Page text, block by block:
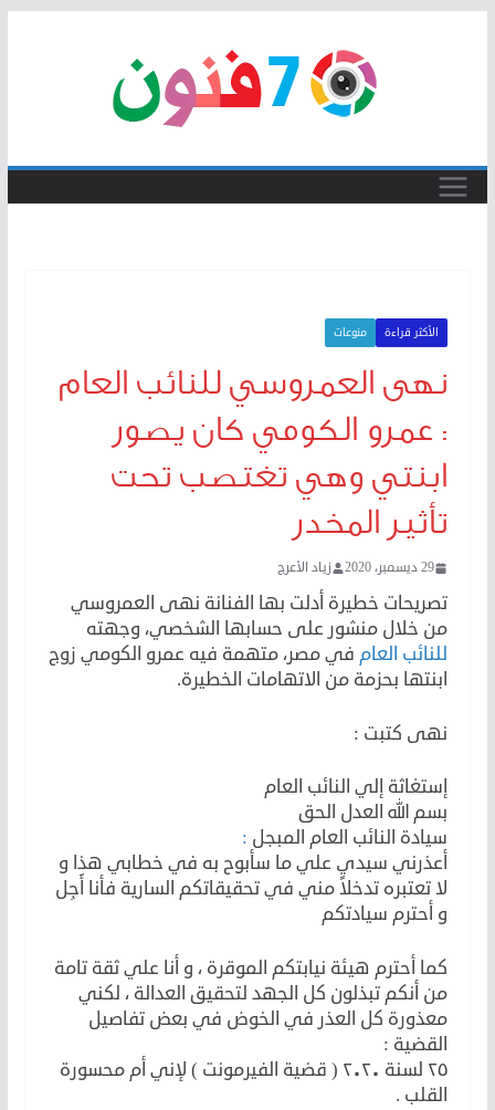
الأكثر قراءة منوعات
نهى العمروسي للنائب العام
: عمرو الكومي كان يصور
ابنتي وهي تغتصب تحت
تأثير المخدر
29 ديسمبر، 2020 زياد الأعرج
تصريحات خطيرة أدلت بها الفنانة نهى العمروسي
من خلال منشور على حسابها الشخصي، وجهته
للنائب العامفي مصر، متهمة فيه عمرو الكومي زوج
ابنتها بحزمة من الاتهامات الخطيرة.
نهى كتبت :
إستغاثة إلي النائب العام
بسم الله العدل الحق
سيادة النائب العام المبجل :
أعذرني سيدي علي ما سأبوح به في خطابي هذا و
لا تعتبره تدخلاً مني في تحقيقاتكم السارية فأنا أَجِل
و أحترم سيادتكم
كما أحترم هيئة نيابتكم الموقرة ، و أنا علي ثقة تامة
من أنكم تبذلون كل الجهد لتحقيق العدالة ، لكني
معذورة كل العذر في الخوض في بعض تفاصيل
القضية :
٢٥ لسنة ٢٠٢٠ ( قضية الفيرمونت ) لإني أم محسورة
القلب .